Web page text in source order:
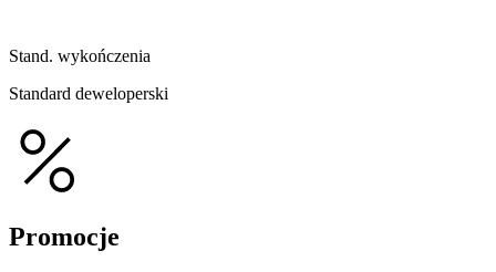
Stand. wykończenia
Standard deweloperski
Promocje